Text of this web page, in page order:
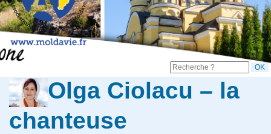
Olga Ciolacu – la
chanteuse